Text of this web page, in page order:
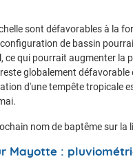
sont défavorables à la
de bassin
ce qui pourrait augmenter
globalement
d'une tempête tropicale
nom de baptême sur la
Mayotte :